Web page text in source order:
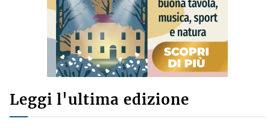
Leggi l'ultima edizione